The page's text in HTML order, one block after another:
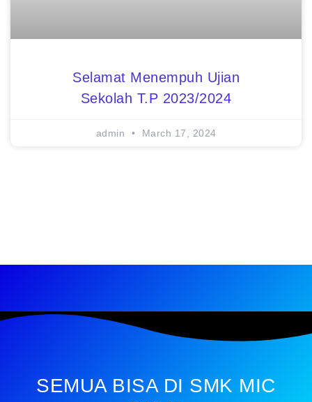
Selamat Menempuh Ujian
Sekolah T.P 2023/2024
admin March 17, 2024
SEMUA BISA DI SMK MIC